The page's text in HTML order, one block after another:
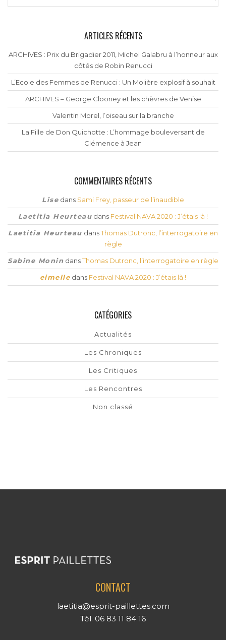
ARTICLES RÉCENTS
ARCHIVES : Prix du Brigadier 2011, Michel Galabru à l’honneur aux
côtés de Robin Renucci
L’Ecole des Femmes de Renucci : Un Molière explosif à souhait
ARCHIVES – George Clooney et les chèvres de Venise
Valentin Morel, l’oiseau sur la branche
La Fille de Don Quichotte : L’hommage bouleversant de
Clémence à Jean
COMMENTAIRES RÉCENTS
Lise dans Sami Frey, passeur de l’inaudible
Laetitia Heurteau dans Festival NAVA 2020 : J’étais là !
Laetitia Heurteau dansThomas Dutronc, l’interrogatoire en
règle
Sabine Monin dansThomas Dutronc, l’interrogatoire en règle
eimelle dans Festival NAVA 2020 : J’étais là !
CATÉGORIES
Actualités
Les Chroniques
Les Critiques
Les Rencontres
Non classé
CONTACT
laetitia@esprit-paillettes.com
Tél. 06 83 11 84 16